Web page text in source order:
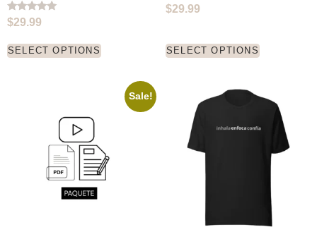
Rated
5.00
$29.99
SELECT OPTIONS
Rated
5.00
$29.99
SELECT OPTIONS
Sale!